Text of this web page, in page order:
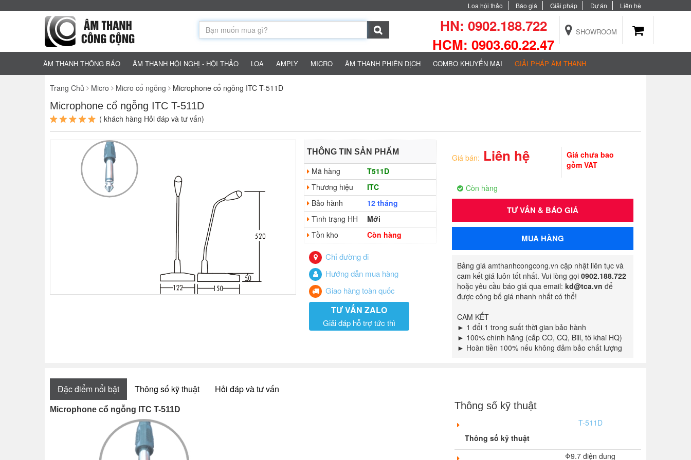
Loa hội thảo Báo giá Giải pháp Dự án Liên hệ
HN: 0902.188.722
HCM: 0903.60.22.47
SHOWROOM
ÂM THANH THÔNG BÁO ÂM THANH HỘI NGHỊ - HỘI THẢO LOA AMPLY MICRO ÂM THANH PHIÊN DỊCH COMBO KHUYẾN MẠI GIẢI PHÁP ÂM THANH
Trang Chủ Micro Micro cổ ngỗng Microphone cổ ngỗng ITC T-511D
Microphone cổ ngỗng ITC T-511D
( khách hàng Hỏi đáp và tư vấn)
THÔNG TIN SẢN PHẨM
Mã hàng
T511D
Thương hiệu
ITC
Bảo hành
12 tháng
Tình trạng HH
Mới
Tồn kho
Còn hàng
Chỉ đường đi
Hướng dẫn mua hàng
Giao hàng toàn quốc
TƯ VẤN ZALO
Giải đáp hỗ trợ tức thì
Giá bán: Liên hệ
Giá chưa bao
gồm VAT
Còn hàng
TƯ VẤN & BÁO GIÁ
MUA HÀNG
Bảng giá amthanhcongcong.vn cập nhật liên tục và
cam kết giá luôn tốt nhất. Vui lòng gọi 0902.188.722
hoặc yêu cầu báo giá qua email: kd@tca.vn để
được công bố giá nhanh nhất có thể!
CAM KẾT
► 1 đổi 1 trong suất thời gian bảo hành
► 100% chính hãng (cấp CO, CQ, Bill, tờ khai HQ)
► Hoàn tiền 100% nếu không đảm bảo chất lượng
Đặc điểm nổi bật Thông số kỹ thuật Hỏi đáp và tư vấn
Microphone cổ ngỗng ITC T-511D Thông số kỹ thuật
Thông số kỹ thuật
T-511D
Φ9.7 điện dung